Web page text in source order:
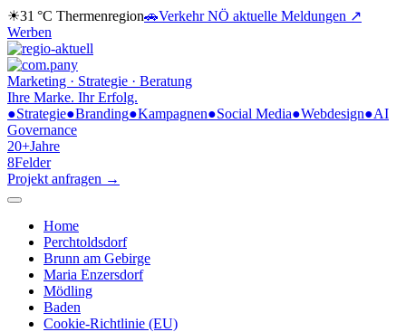
☀31 °C Thermenregion🚗Verkehr NÖ aktuelle Meldungen ↗
Werben
Marketing · Strategie · Beratung
Ihre Marke. Ihr Erfolg.
●Strategie●Branding●Kampagnen●Social Media●Webdesign●AI
Governance
20+Jahre
8Felder
Projekt anfragen →
Home
Perchtoldsdorf
Brunn am Gebirge
Maria Enzersdorf
Mödling
Baden
Cookie-Richtlinie (EU)